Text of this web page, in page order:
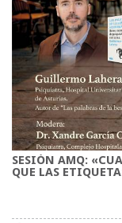
SESIÓN AMQ:
QUE LAS